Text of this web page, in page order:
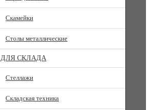
Скамейки
Столы металлические
ДЛЯ СКЛАДА
Стеллажи
Складская техника